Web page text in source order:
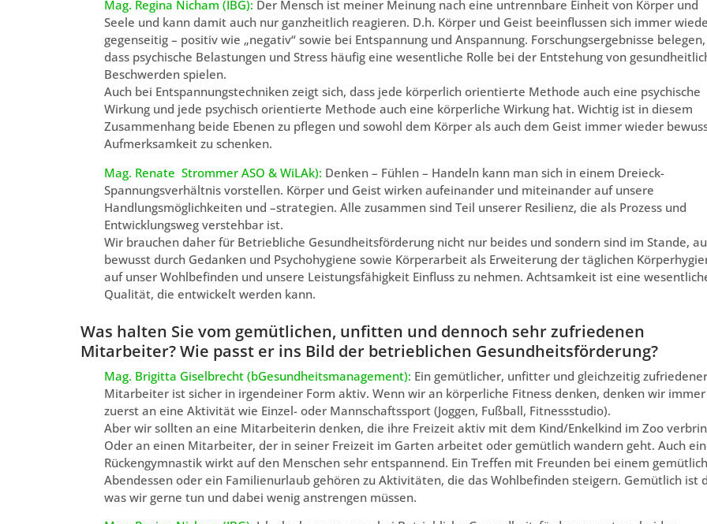
Mag. Regina Nicham (IBG): Der Mensch ist meiner Meinung nach eine untrennbare Einheit von Körper und
Seele und kann damit auch nur ganzheitlich reagieren. D.h. Körper und Geist beeinflussen sich immer
gegenseitig – positiv wie „negativ“ sowie bei Entspannung und Anspannung. Forschungsergebnisse belegen,
dass psychische Belastungen und Stress häufig eine wesentliche Rolle bei der Entstehung von
Beschwerden spielen.
Auch bei Entspannungstechniken zeigt sich, dass jede körperlich orientierte Methode auch eine psychische
Wirkung und jede psychisch orientierte Methode auch eine körperliche Wirkung hat. Wichtig ist in diesem
Zusammenhang beide Ebenen zu pflegen und sowohl dem Körper als auch dem Geist immer wieder
Aufmerksamkeit zu schenken.
Mag. Renate Strommer ASO & WiLAk): Denken – Fühlen – Handeln kann man sich in einem Dreieck-
Spannungsverhältnis vorstellen. Körper und Geist wirken aufeinander und miteinander auf unsere
Handlungsmöglichkeiten und –strategien. Alle zusammen sind Teil unserer Resilienz, die als Prozess und
Entwicklungsweg verstehbar ist.
Wir brauchen daher für Betriebliche Gesundheitsförderung nicht nur beides und sondern sind im Stande,
bewusst durch Gedanken und Psychohygiene sowie Körperarbeit als Erweiterung der täglichen
auf unser Wohlbefinden und unsere Leistungsfähigkeit Einfluss zu nehmen. Achtsamkeit ist eine
Qualität, die entwickelt werden kann.
Was halten Sie vom gemütlichen, unfitten und dennoch sehr zufriedenen
Mitarbeiter? Wie passt er ins Bild der betrieblichen Gesundheitsförderung?
Mag. Brigitta Giselbrecht (bGesundheitsmanagement): Ein gemütlicher, unfitter und gleichzeitig zufriedener
Mitarbeiter ist sicher in irgendeiner Form aktiv. Wenn wir an körperliche Fitness denken, denken wir immer
zuerst an eine Aktivität wie Einzel- oder Mannschaftssport (Joggen, Fußball, Fitnessstudio).
Aber wir sollten an eine Mitarbeiterin denken, die ihre Freizeit aktiv mit dem Kind/Enkelkind im Zoo
Oder an einen Mitarbeiter, der in seiner Freizeit im Garten arbeitet oder gemütlich wandern geht. Auch
Rückengymnastik wirkt auf den Menschen sehr entspannend. Ein Treffen mit Freunden bei einem
Abendessen oder ein Familienurlaub gehören zu Aktivitäten, die das Wohlbefinden steigern. Gemütlich ist
was wir gerne tun und dabei wenig anstrengen müssen.